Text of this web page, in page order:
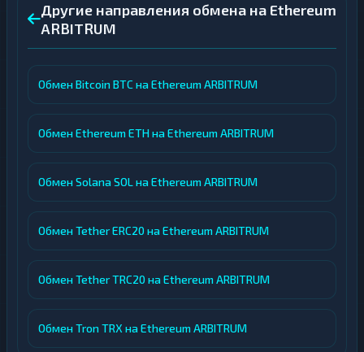
Другие направления обмена на Ethereum
ARBITRUM
Обмен Bitcoin BTC на Ethereum ARBITRUM
Обмен Ethereum ETH на Ethereum ARBITRUM
Обмен Solana SOL на Ethereum ARBITRUM
Обмен Tether ERC20 на Ethereum ARBITRUM
Обмен Tether TRC20 на Ethereum ARBITRUM
Обмен Tron TRX на Ethereum ARBITRUM